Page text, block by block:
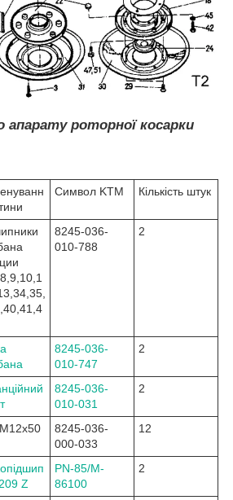
апарату роторної косарки
Символ KTM Кількість штук
8245-036-
010-788
2
8245-036-
010-747
2
8245-036-
010-031
2
8245-036-
000-033
12
Z
PN-85/M-
86100
2